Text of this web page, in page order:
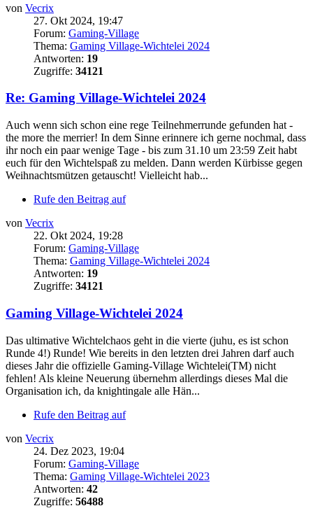
von Vecrix
27. Okt 2024, 19:47
Forum: Gaming-Village
Thema: Gaming Village-Wichtelei 2024
Antworten: 19
Zugriffe: 34121
Re: Gaming Village-Wichtelei 2024
Auch wenn sich schon eine rege Teilnehmerrunde gefunden hat -
the more the merrier! In dem Sinne erinnere ich gerne nochmal, dass
ihr noch ein paar wenige Tage - bis zum 31.10 um 23:59 Zeit habt
euch für den Wichtelspaß zu melden. Dann werden Kürbisse gegen
Weihnachtsmützen getauscht! Vielleicht hab...
Rufe den Beitrag auf
von Vecrix
22. Okt 2024, 19:28
Forum: Gaming-Village
Thema: Gaming Village-Wichtelei 2024
Antworten: 19
Zugriffe: 34121
Gaming Village-Wichtelei 2024
Das ultimative Wichtelchaos geht in die vierte (juhu, es ist schon
Runde 4!) Runde! Wie bereits in den letzten drei Jahren darf auch
dieses Jahr die offizielle Gaming-Village Wichtelei(TM) nicht
fehlen! Als kleine Neuerung übernehm allerdings dieses Mal die
Organisation ich, da knightingale alle Hän...
Rufe den Beitrag auf
von Vecrix
24. Dez 2023, 19:04
Forum: Gaming-Village
Thema: Gaming Village-Wichtelei 2023
Antworten: 42
Zugriffe: 56488